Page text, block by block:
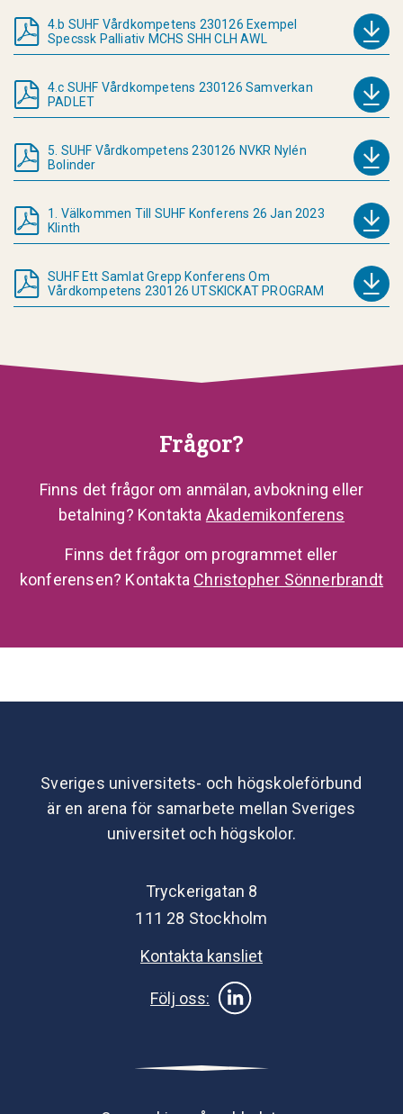
4.b SUHF Vårdkompetens 230126 Exempel
Specssk Palliativ MCHS SHH CLH AWL
4.c SUHF Vårdkompetens 230126 Samverkan
PADLET
5. SUHF Vårdkompetens 230126 NVKR Nylén
Bolinder
1. Välkommen Till SUHF Konferens 26 Jan 2023
Klinth
SUHF Ett Samlat Grepp Konferens Om
Vårdkompetens 230126 UTSKICKAT PROGRAM
Frågor?
Finns det frågor om anmälan, avbokning eller
betalning? Kontakta Akademikonferens
Finns det frågor om programmet eller
konferensen? Kontakta Christopher Sönnerbrandt
Sveriges universitets- och högskoleförbund
är en arena för samarbete mellan Sveriges
universitet och högskolor.
Tryckerigatan 8
111 28 Stockholm
Kontakta kansliet
Följ oss: